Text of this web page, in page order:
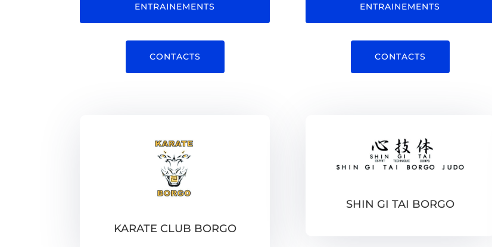
ENTRAINEMENTS
CONTACTS
ENTRAINEMENTS
CONTACTS
KARATE CLUB BORGO
SHIN GI TAI BORGO